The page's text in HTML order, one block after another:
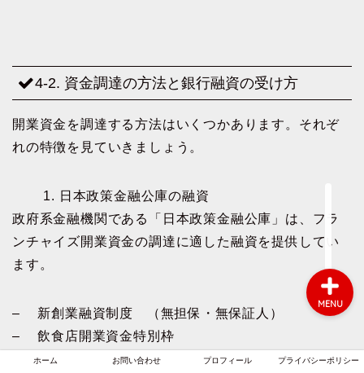
4-2. 資金調達の方法と銀行融資の受け方
開業資金を調達する方法はいくつかあります。それぞ
れの特徴を見ていきましょう。
1. 日本政策金融公庫の融資
政府系金融機関である「日本政策金融公庫」は、フラ
ンチャイズ開業資金の調達に適した融資を提供してい
ます。
– 新創業融資制度 （無担保・無保証人）
– 飲食店開業資金特別枠
– 運転資金融資
ホーム お問い合わせ プロフィール プライバシーポリシー
MENU
ホーム
お問い合わせ
プライバシーポリシー